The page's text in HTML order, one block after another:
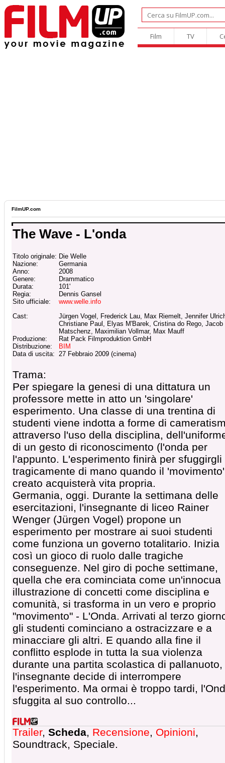
Film TV
FilmUP.com
The Wave - L'onda
Titolo originale: Die Welle
Nazione:
Germania
Anno:
2008
Genere:
Drammatico
Durata:
101'
Regia:
Dennis Gansel
Sito ufficiale:
www.welle.info
Cast:
Jürgen Vogel, Frederick Lau, Max Riemelt, Jennifer
Christiane Paul, Elyas M'Barek, Cristina do Rego, Jacob
Matschenz, Maximilian Vollmar, Max Mauff
Produzione:
Rat Pack Filmproduktion GmbH
Distribuzione:
BIM
Data di uscita: 27 Febbraio 2009 (cinema)
Trama:
Per spiegare la genesi di una dittatura un
professore mette in atto un 'singolare'
esperimento. Una classe di una trentina di
studenti viene indotta a forme di
attraverso l'uso della disciplina,
di un gesto di riconoscimento (l'onda per
l'appunto. L'esperimento finirà per sfuggirgli
tragicamente di mano quando il 'movimento'
creato acquisterà vita propria.
Germania, oggi. Durante la settimana delle
esercitazioni, l'insegnante di liceo Rainer
Wenger (Jürgen Vogel) propone un
esperimento per mostrare ai suoi studenti
come funziona un governo totalitario. Inizia
così un gioco di ruolo dalle tragiche
conseguenze. Nel giro di poche settimane,
quella che era cominciata come un'innocua
illustrazione di concetti come disciplina e
comunità, si trasforma in un vero e proprio
"movimento" - L'Onda. Arrivati al terzo
gli studenti cominciano a ostracizzare e a
minacciare gli altri. E quando alla fine il
conflitto esplode in tutta la sua violenza
durante una partita scolastica di pallanuoto,
l'insegnante decide di interrompere
l'esperimento. Ma ormai è troppo tardi,
sfuggita al suo controllo...
Trailer, Scheda, Recensione, Opinioni,
Soundtrack, Speciale.